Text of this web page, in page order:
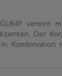
vereint
Der
Kombination